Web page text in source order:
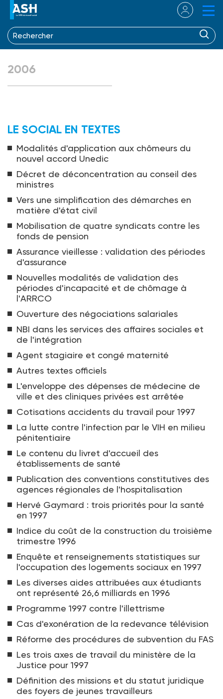
2006
LE SOCIAL EN TEXTES
Modalités d'application aux chômeurs du
nouvel accord Unedic
Décret de déconcentration au conseil des
ministres
Vers une simplification des démarches en
matière d'état civil
Mobilisation de quatre syndicats contre les
fonds de pension
Assurance vieillesse : validation des périodes
d'assurance
Nouvelles modalités de validation des
périodes d'incapacité et de chômage à
l'ARRCO
Ouverture des négociations salariales
NBI dans les services des affaires sociales et
de l'intégration
Agent stagiaire et congé maternité
Autres textes officiels
L'enveloppe des dépenses de médecine de
ville et des cliniques privées est arrêtée
Cotisations accidents du travail pour 1997
La lutte contre l'infection par le VIH en milieu
pénitentiaire
Le contenu du livret d'accueil des
établissements de santé
Publication des conventions constitutives des
agences régionales de l'hospitalisation
Hervé Gaymard : trois priorités pour la santé
en 1997
Indice du coût de la construction du troisième
trimestre 1996
Enquête et renseignements statistiques sur
l'occupation des logements sociaux en 1997
Les diverses aides attribuées aux étudiants
ont représenté 26,6 milliards en 1996
Programme 1997 contre l'illettrisme
Cas d'exonération de la redevance télévision
Réforme des procédures de subvention du FAS
Les trois axes de travail du ministère de la
Justice pour 1997
Définition des missions et du statut juridique
des foyers de jeunes travailleurs